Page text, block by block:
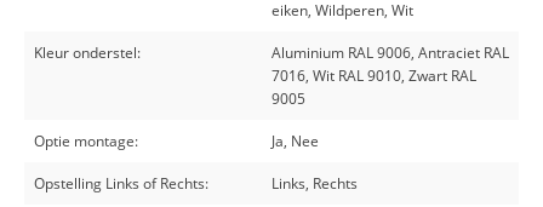
eiken, Wildperen, Wit
Kleur onderstel:
Aluminium RAL 9006, Antraciet RAL
7016, Wit RAL 9010, Zwart RAL
9005
Optie montage: Ja, Nee
Opstelling Links of Rechts: Links, Rechts